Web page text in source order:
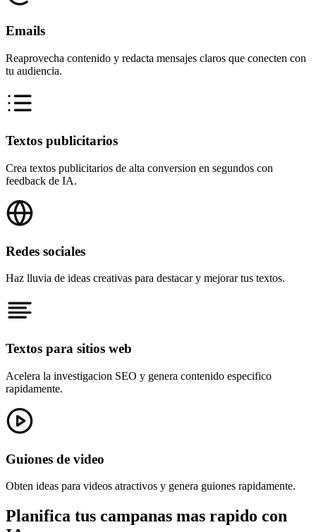
Emails
Reaprovecha contenido y redacta mensajes claros que conecten con
tu audiencia.
Textos publicitarios
Crea textos publicitarios de alta conversion en segundos con
feedback de IA.
Redes sociales
Haz lluvia de ideas creativas para destacar y mejorar tus textos.
Textos para sitios web
Acelera la investigacion SEO y genera contenido especifico
rapidamente.
Guiones de video
Obten ideas para videos atractivos y genera guiones rapidamente.
Planifica tus campanas mas rapido con